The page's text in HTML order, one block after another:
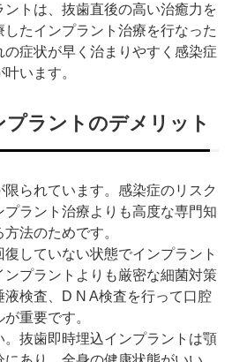
ントは、抜歯直後の高い治癒力を
たインプラント治療を行なった
症状が早く治まりやすく感染症
います。
プラントのデメリット
限られています。感染症のリスク
ラント治療よりも高度な専門知
法のためです。
復していない状態でインプラント
ンプラントよりも厳密な細菌対策
検査、D N A検査を行って口腔
重要です。
。抜歯即時埋込インプラントは顎